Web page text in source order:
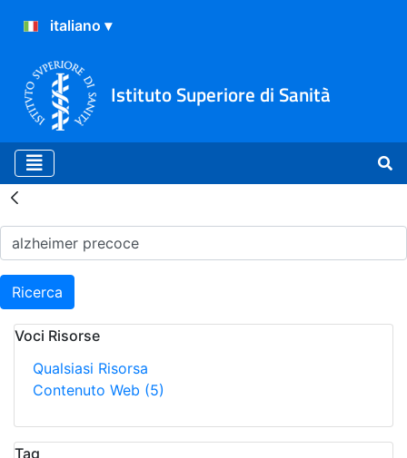
Istituto Superiore di Sanità
Risultati della Ricerca -
Ricerca
Voci Risorse
Qualsiasi Risorsa
Contenuto Web (5)
Tag